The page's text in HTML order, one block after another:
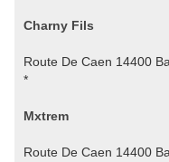
Charny Fils
Route De Caen 14400
*
Mxtrem
Route De Caen 14400